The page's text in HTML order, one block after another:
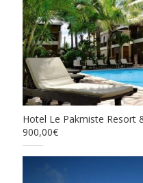
Hotel Le Pakmiste Resort
900,00€